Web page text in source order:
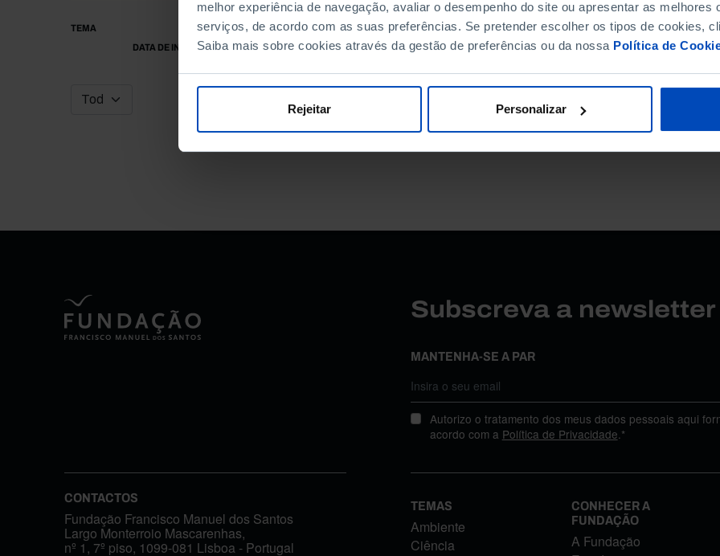
melhor experiência de navegação, avaliar o desempenho do site ou apresentar as melhores
serviços, de acordo com as suas preferências. Se pretender escolher os tipos de cookies,
Saiba mais sobre cookies através da gestão de preferências ou da nossa Política de
Rejeitar Personalizar
TEMA
DATA DE INÍCIO
DATA DE FIM
Subscreva a
MANTENHA-SE A PAR
Autorizo o tratamento dos meus dados pessoais aqui
acordo com a Política de Privacidade.*
CONTACTOS
Fundação Francisco Manuel dos Santos
Largo Monterroio Mascarenhas,
nº 1, 7º piso, 1099-081 Lisboa - Portugal
TEMAS
Ambiente
Ciência
CONHECER A
FUNDAÇÃO
A Fundação